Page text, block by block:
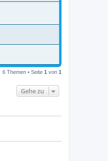
6 Themen • Seite 1 von 1
Gehe zu